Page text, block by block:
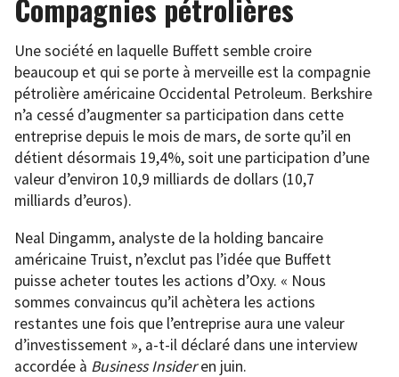
Compagnies pétrolières
Une société en laquelle Buffett semble croire
beaucoup et qui se porte à merveille est la compagnie
pétrolière américaine Occidental Petroleum. Berkshire
n’a cessé d’augmenter sa participation dans cette
entreprise depuis le mois de mars, de sorte qu’il en
détient désormais 19,4%, soit une participation d’une
valeur d’environ 10,9 milliards de dollars (10,7
milliards d’euros).
Neal Dingamm, analyste de la holding bancaire
américaine Truist, n’exclut pas l’idée que Buffett
puisse acheter toutes les actions d’Oxy. « Nous
sommes convaincus qu’il achètera les actions
restantes une fois que l’entreprise aura une valeur
d’investissement », a-t-il déclaré dans une interview
accordée à Business Insideren juin.